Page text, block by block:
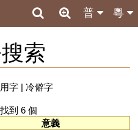
粵
普
索
字| 冷僻字
到 6 個
意義